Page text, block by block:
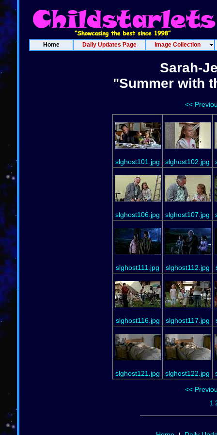
Home Daily Updates Page Image Collection
Sarah-
"Summer with
<<
slghost101.jpg slghost102.jpg
slghost106.jpg slghost107.jpg
slghost111.jpg slghost112.jpg
slghost116.jpg slghost117.jpg
slghost121.jpg slghost122.jpg
<<
1